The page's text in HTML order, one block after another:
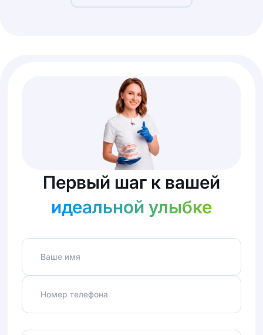
Первый шаг к вашей
идеальной улыбке
Ваше имя
Номер телефона